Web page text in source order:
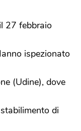
27 febbraio
ispezionato
(Udine), dove
di